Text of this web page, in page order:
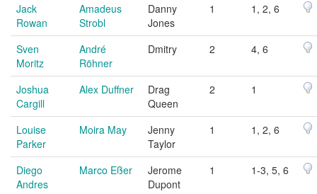
Jack
Rowan
Amadeus
Strobl
Danny
Jones
1 1, 2, 6
Sven
Moritz
André
Röhner
Dmitry 2 4, 6
Joshua
Cargill
Alex Duffner
Drag
Queen
2 1
Louise
Parker
Moira May
Jenny
Taylor
1 1, 2, 6
Diego
Andres
Marco Eßer
Jerome
Dupont
1 1-3, 5, 6